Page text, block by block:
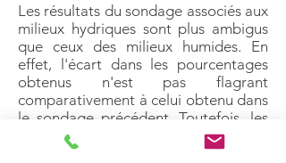
Les résultats du sondage associés aux
milieux hydriques sont plus ambigus
que ceux des milieux humides. En
effet, l'écart dans les pourcentages
obtenus n'est pas flagrant
comparativement à celui obtenu dans
le sondage précédent. Toutefois, les
résultats démontrent que deux (2)
problématiques prioritaires sont